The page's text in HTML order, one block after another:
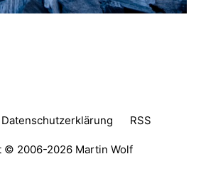
RSS
© 2006-2026 Martin Wolf